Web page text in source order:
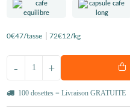
0€47/tasse 72€12/kg
+
-
100 dosettes = Livraison GRATUITE